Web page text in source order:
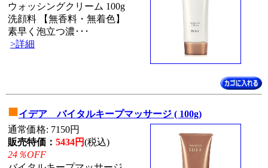
ウォッシングクリーム 100g
洗顔料 【無香料・無着色】
素早く泡立つ濃･･･
>詳細
■イデア バイタルキープマッサージ ( 100g)
通常価格: 7150円
販売特価： 5434円(税込)
24％OFF